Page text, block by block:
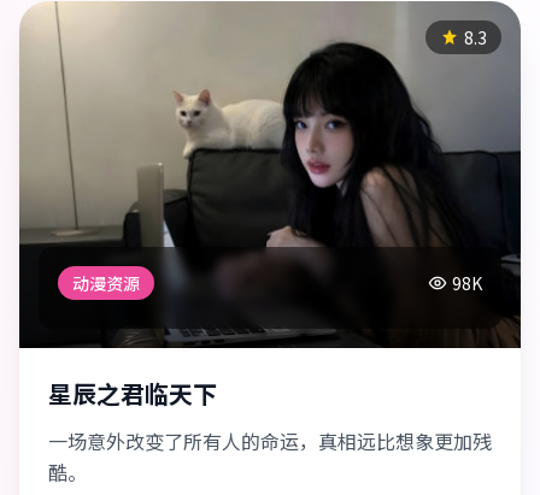
8.3
动漫资源 98K
星辰之君临天下
一场意外改变了所有人的命运，真相远比想象更加残
酷。